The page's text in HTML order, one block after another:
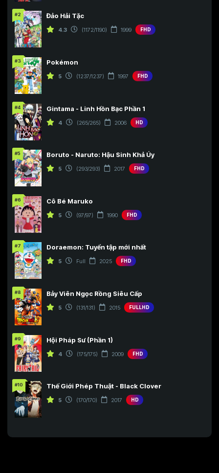
#2 Đảo Hải Tặc
4.3 (1172/1190) 1999 FHD
#3 Pokémon
5 (1237/1237) 1997 FHD
#4 Gintama - Linh Hồn Bạc Phần 1
4 (265/265) 2006 HD
#5 Boruto - Naruto: Hậu Sinh Khả Úy
5 (293/293) 2017 FHD
#6 Cô Bé Maruko
5 (97/97) 1990 FHD
#7 Doraemon: Tuyển tập mới nhất
5 Full 2025 FHD
#8 Bảy Viên Ngọc Rồng Siêu Cấp
5 (131/131) 2015 FULLHD
#9 Hội Pháp Sư (Phần 1)
4 (175/175) 2009 FHD
#10 Thế Giới Phép Thuật - Black Clover
5 (170/170) 2017 HD